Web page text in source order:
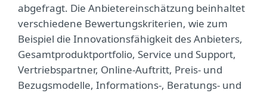
abgefragt. Die Anbietereinschätzung beinhaltet
verschiedene Bewertungskriterien, wie zum
Beispiel die Innovationsfähigkeit des Anbieters,
Gesamtproduktportfolio, Service und Support,
Vertriebspartner, Online-Auftritt, Preis- und
Bezugsmodelle, Informations-, Beratungs- und